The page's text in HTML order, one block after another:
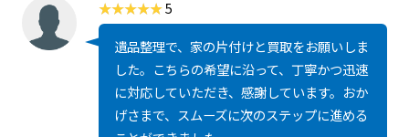
5
遺品整理で、家の片付けと買取をお願いしま
した。こちらの希望に沿って、丁寧かつ迅速
に対応していただき、感謝しています。おか
げさまで、スムーズに次のステップに進める